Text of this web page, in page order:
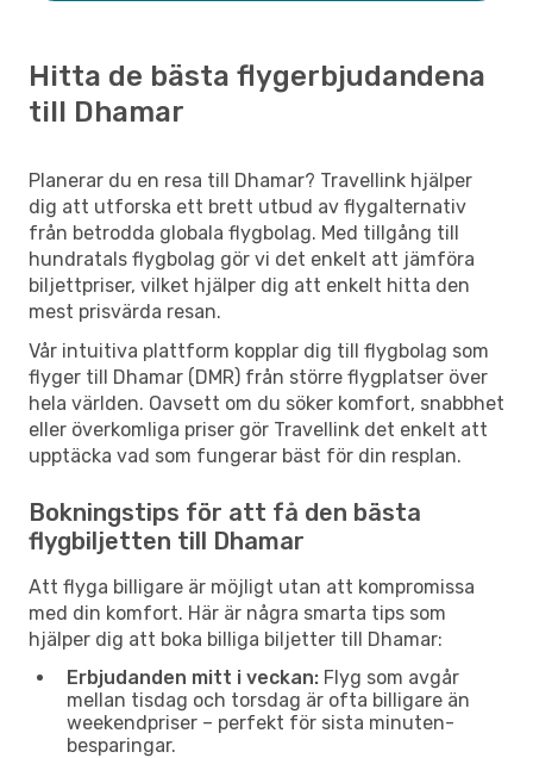
Hitta de bästa flygerbjudandena
till Dhamar
Planerar du en resa till Dhamar? Travellink hjälper
dig att utforska ett brett utbud av flygalternativ
från betrodda globala flygbolag. Med tillgång till
hundratals flygbolag gör vi det enkelt att jämföra
biljettpriser, vilket hjälper dig att enkelt hitta den
mest prisvärda resan.
Vår intuitiva plattform kopplar dig till flygbolag som
flyger till Dhamar (DMR) från större flygplatser över
hela världen. Oavsett om du söker komfort, snabbhet
eller överkomliga priser gör Travellink det enkelt att
upptäcka vad som fungerar bäst för din resplan.
Bokningstips för att få den bästa
flygbiljetten till Dhamar
Att flyga billigare är möjligt utan att kompromissa
med din komfort. Här är några smarta tips som
hjälper dig att boka billiga biljetter till Dhamar:
Erbjudanden mitt i veckan: Flyg som avgår
mellan tisdag och torsdag är ofta billigare än
weekendpriser – perfekt för sista minuten-
besparingar.